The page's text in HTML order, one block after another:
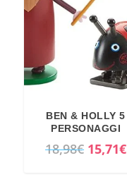
BEN & HOLLY 5
PERSONAGGI
18,98€ I
15,71€I